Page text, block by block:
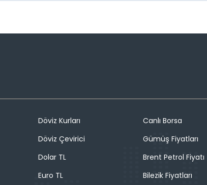
Döviz Kurları
Döviz Çevirici
Dolar TL
Euro TL
Canlı Borsa
Gümüş Fiyatları
Brent Petrol Fiyatı
Bilezik Fiyatları